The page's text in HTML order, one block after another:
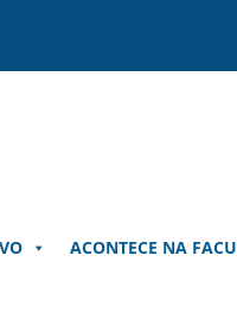
ACONTECE NA